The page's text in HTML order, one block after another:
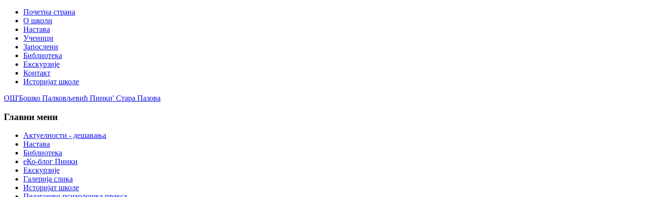
Почетна страна
О школи
Настава
Ученици
Запослени
Библиотека
Екскурзије
Контакт
Историјат школе
ОШ'Бошко Палковљевић Пинки' Стара Пазова
Главни мени
Актуелности - дешавања
Настава
Библиотека
еКо-блог Пинки
Екскурзије
Галерија слика
Историјат школе